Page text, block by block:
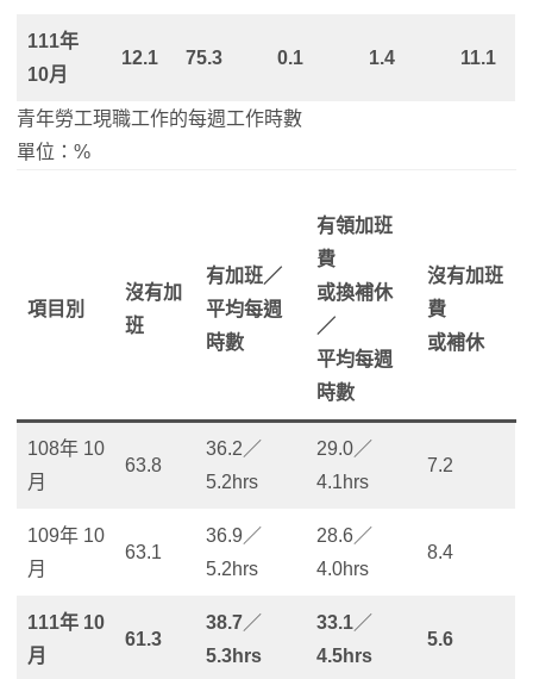
111年
10月
12.1 75.3 0.1 1.4 11.1
青年勞工現職工作的每週工作時數
單位：%
項目別
沒有加
班
有加班／
平均每週
時數
有領加班
費
或換補休
／
平均每週
時數
沒有加班
費
或補休
108年 10
月
63.8
36.2／
5.2hrs
29.0／
4.1hrs
7.2
109年 10
月
63.1
36.9／
5.2hrs
28.6／
4.0hrs
8.4
111年 10
月
61.3
38.7／
5.3hrs
33.1／
4.5hrs
5.6